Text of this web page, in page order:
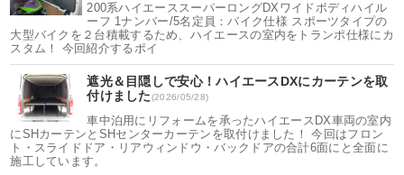
200系ハイエーススーパーロングDXワイドボディハイル
ーフ 1ナンバー/5名定員：バイク仕様 スポーツタイプの
大型バイクを２台積載するため、ハイエースの室内をトランポ仕様にカ
スタム！ 今回紹介するポイ
遮光＆目隠しで安心！ハイエースDXにカーテンを取
付けました(2026/05/28)
車中泊用にリフォームを承ったハイエースDX車両の室内
にSHカーテンとSHセンターカーテンを取付けました！ 今回はフロン
ト・スライドドア・リアウィンドウ・バックドアの合計6面にと全面に
施工しています。